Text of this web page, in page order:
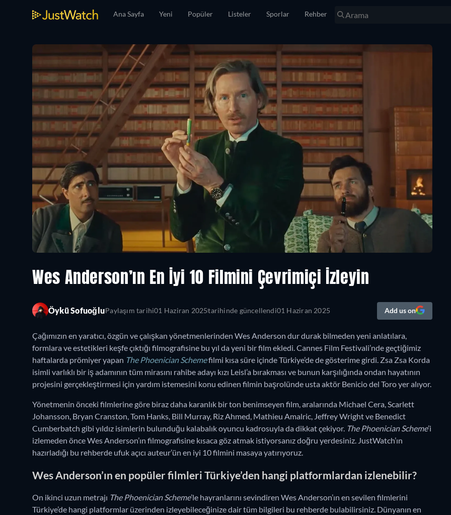
Ana Sayfa Yeni Popüler Listeler Sporlar Rehber
Wes Anderson’ın En İyi 10 Filmini Çevrimiçi İzleyin
Öykü SofuoğluPaylaşım tarihi01 Haziran 2025tarihinde güncellendi01 Haziran 2025 Add us on
Çağımızın en yaratıcı, özgün ve çalışkan yönetmenlerinden Wes Anderson dur durak bilmeden yeni anlatılara,
formlara ve estetikleri keşfe çıktığı filmografisine bu yıl da yeni bir film ekledi. Cannes Film Festivali’nde geçtiğimiz
haftalarda prömiyer yapan The Phoenician Schemefilmi kısa süre içinde Türkiye’de de gösterime girdi. Zsa Zsa Korda
isimli varlıklı bir iş adamının tüm mirasını rahibe adayı kızı Leisl’a bırakması ve bunun karşılığında ondan hayatının
projesini gerçekleştirmesi için yardım istemesini konu edinen filmin başrolünde usta aktör Benicio del Toro yer alıyor.
Yönetmenin önceki filmlerine göre biraz daha karanlık bir ton benimseyen film, aralarında Michael Cera, Scarlett
Johansson, Bryan Cranston, Tom Hanks, Bill Murray, Riz Ahmed, Mathieu Amalric, Jeffrey Wright ve Benedict
Cumberbatch gibi yıldız isimlerin bulunduğu kalabalık oyuncu kadrosuyla da dikkat çekiyor. The Phoenician Scheme’i
izlemeden önce Wes Anderson’ın filmografisine kısaca göz atmak istiyorsanız doğru yerdesiniz. JustWatch’ın
hazırladığı bu rehberde ufuk açıcı auteur’ün en iyi 10 filmini masaya yatırıyoruz.
Wes Anderson’ın en popüler filmleri Türkiye’den hangi platformlardan izlenebilir?
On ikinci uzun metrajı The Phoenician Scheme’le hayranlarını sevindiren Wes Anderson’ın en sevilen filmlerini
Türkiye’de hangi platformlar üzerinden izleyebileceğinize dair tüm bilgileri bu rehberde bulabilirsiniz. Dünyanın en